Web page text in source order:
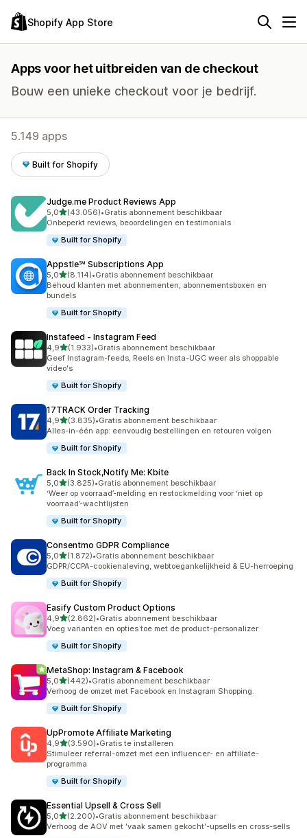
Shopify App Store
Apps voor het uitbreiden van de checkout
Bouw een unieke checkout voor je bedrijf.
5.149 apps
Built for Shopify
Judge.me Product Reviews App
5,0van 5 sterren
(43.056)
43056 recensies in totaal
•Gratis abonnement beschikbaar
Onbeperkt reviews, beoordelingen en testimonials
Built for Shopify
Appstle℠ Subscriptions App
5,0van 5 sterren
(8.114)
8114 recensies in totaal
•Gratis abonnement beschikbaar
Behoud klanten met abonnementen, abonnementsboxen en
bundels
Built for Shopify
Instafeed ‑ Instagram Feed
4,9van 5 sterren
(1.933)
1933 recensies in totaal
•Gratis abonnement beschikbaar
Geef Instagram-feeds, Reels en Insta-UGC weer als shoppable
video's
Built for Shopify
17TRACK Order Tracking
4,9van 5 sterren
(3.835)
3835 recensies in totaal
•Gratis abonnement beschikbaar
Alles-in-één app: eenvoudig bestellingen en retouren volgen
Built for Shopify
Back In Stock,Notify Me: Kbite
5,0van 5 sterren
(3.825)
3825 recensies in totaal
•Gratis abonnement beschikbaar
‘Weer op voorraad’-melding en restockmelding voor ‘niet op
voorraad’-wachtlijsten
Built for Shopify
Consentmo GDPR Compliance
5,0van 5 sterren
(1.872)
1872 recensies in totaal
•Gratis abonnement beschikbaar
GDPR/CCPA-cookienaleving, webtoegankelijkheid & EU-herroeping
Built for Shopify
Easify Custom Product Options
4,9van 5 sterren
(2.862)
2862 recensies in totaal
•Gratis abonnement beschikbaar
Voeg varianten en opties toe met de product-personalizer
Built for Shopify
MetaShop: Instagram & Facebook
5,0van 5 sterren
(442)
442 recensies in totaal
•Gratis abonnement beschikbaar
Verhoog de omzet met Facebook en Instagram Shopping.
Built for Shopify
UpPromote Affiliate Marketing
4,9van 5 sterren
(3.590)
3590 recensies in totaal
•Gratis te installeren
Stimuleer referral-omzet met een influencer- en affiliate-
programma
Built for Shopify
Essential Upsell & Cross Sell
5,0van 5 sterren
(2.200)
2200 recensies in totaal
•Gratis abonnement beschikbaar
Verhoog de AOV met 'vaak samen gekocht'-upsells en cross-sells